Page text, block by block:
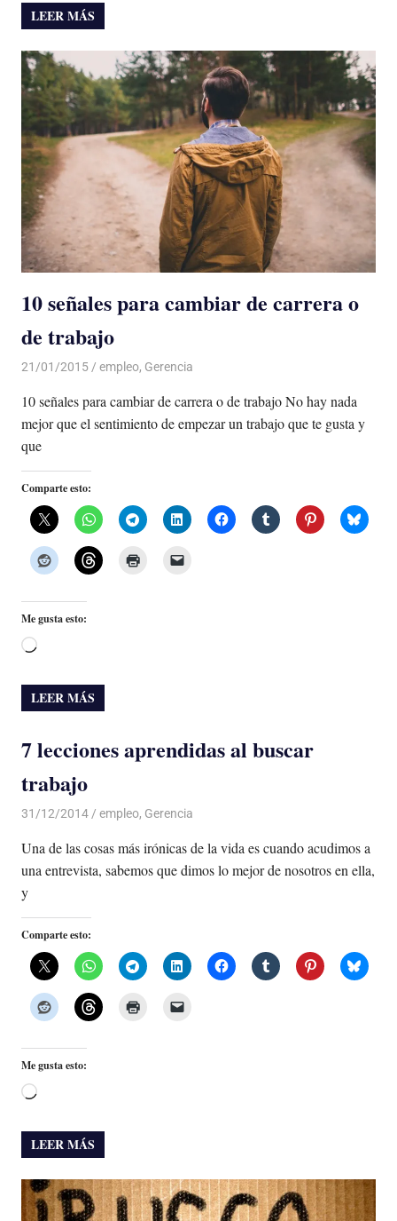
LEER MÁS
10 señales para cambiar de carrera o
de trabajo
21/01/2015 Luis Castellanos
empleo, Gerencia
10 señales para cambiar de carrera o de trabajo No hay nada
mejor que el sentimiento de empezar un trabajo que te gusta y
que
Comparte esto:
Me gusta esto:
Cargando...
LEER MÁS
7 lecciones aprendidas al buscar
trabajo
31/12/2014 Luis Castellanos
empleo, Gerencia
Una de las cosas más irónicas de la vida es cuando acudimos a
una entrevista, sabemos que dimos lo mejor de nosotros en ella,
y
Comparte esto:
Me gusta esto:
Cargando...
LEER MÁS